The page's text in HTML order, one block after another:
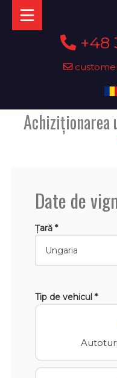
+48
Achiziționarea
Date de
Țară *
Tip de vehicul *